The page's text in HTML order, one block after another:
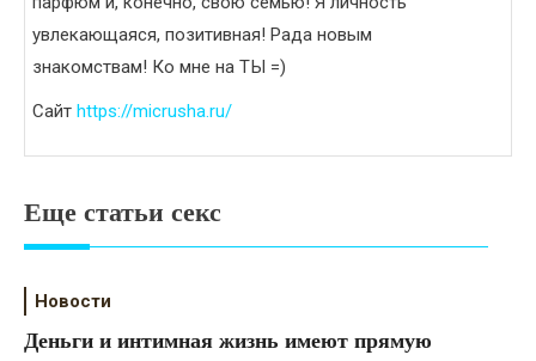
увлекающаяся, позитивная! Рада новым
знакомствам! Ко мне на ТЫ =)
Сайт https://micrusha.ru/
Еще статьи секс
Новости
Деньги и интимная жизнь имеют прямую